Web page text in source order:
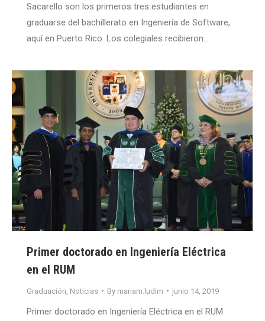
Sacarello son los primeros tres estudiantes en
graduarse del bachillerato en Ingeniería de Software,
aquí en Puerto Rico. Los colegiales recibieron…
Primer doctorado en Ingeniería Eléctrica
en el RUM
Graduación Noticias By mariam.ludim junio 14, 2019
Primer doctorado en Ingeniería Eléctrica en el RUM